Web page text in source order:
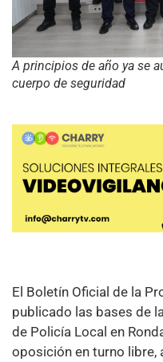
A principios de año ya se
cuerpo de seguridad
El Boletín Oficial de la
publicado las bases de
de Policía Local en
oposición en turno libre,